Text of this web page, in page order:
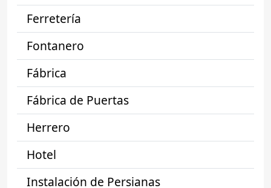
Ferretería
Fontanero
Fábrica
Fábrica de Puertas
Herrero
Hotel
Instalación de Persianas